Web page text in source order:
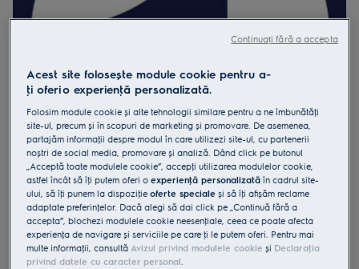
MCFB75
Filtru cu cărbune OdourClean Pro
Acest site folosește module cookie pentru a-
ţi oferi o experienţă personalizată.
Folosim module cookie și alte tehnologii similare pentru a ne îmbunătăţi
site-ul, precum și în scopuri de marketing și promovare. De asemenea,
partajăm informaţii despre modul în care utilizezi site-ul, cu partenerii
noștri de social media, promovare și analiză. Dând click pe butonul
„Acceptă toate modulele cookie”, accepţi utilizarea modulelor cookie,
astfel încât să îţi putem oferi oexperienţă personalizată în cadrul site-
ului, să îţi punem la dispoziţieoferte speciale și să îţi afișăm reclame
adaptate preferinţelor. Dacă alegi să dai click pe „Continuă fără a
accepta”, blochezi modulele cookie neesenţiale, ceea ce poate afecta
experienţa de navigare și serviciile pe care ţi le putem oferi. Pentru mai
multe informaţii, consultăAvizul privind modulele cookie și Declaraţia
privind datele cu caracter personal.
Continuați fără a accepta